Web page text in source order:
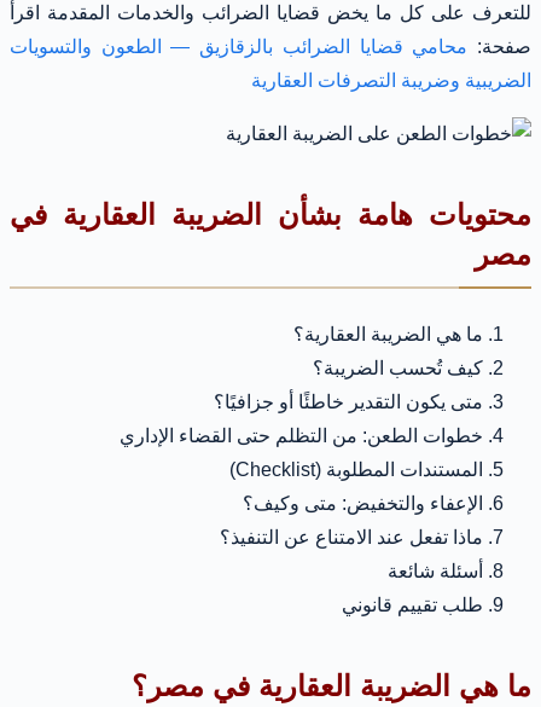
للتعرف على كل ما يخض قضايا الضرائب والخدمات المقدمة اقرأ
صفحة: محامي قضايا الضرائب بالزقازيق — الطعون والتسويات
الضريبية وضريبة التصرفات العقارية
محتويات هامة بشأن الضريبة العقارية في
مصر
ما هي الضريبة العقارية؟
كيف تُحسب الضريبة؟
متى يكون التقدير خاطئًا أو جزافيًا؟
خطوات الطعن: من التظلم حتى القضاء الإداري
المستندات المطلوبة (Checklist)
الإعفاء والتخفيض: متى وكيف؟
ماذا تفعل عند الامتناع عن التنفيذ؟
أسئلة شائعة
طلب تقييم قانوني
ما هي الضريبة العقارية في مصر؟